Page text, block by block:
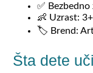
✅ Bezbedno
👶 Uzrast:
🏷️ Brend:
Šta dete